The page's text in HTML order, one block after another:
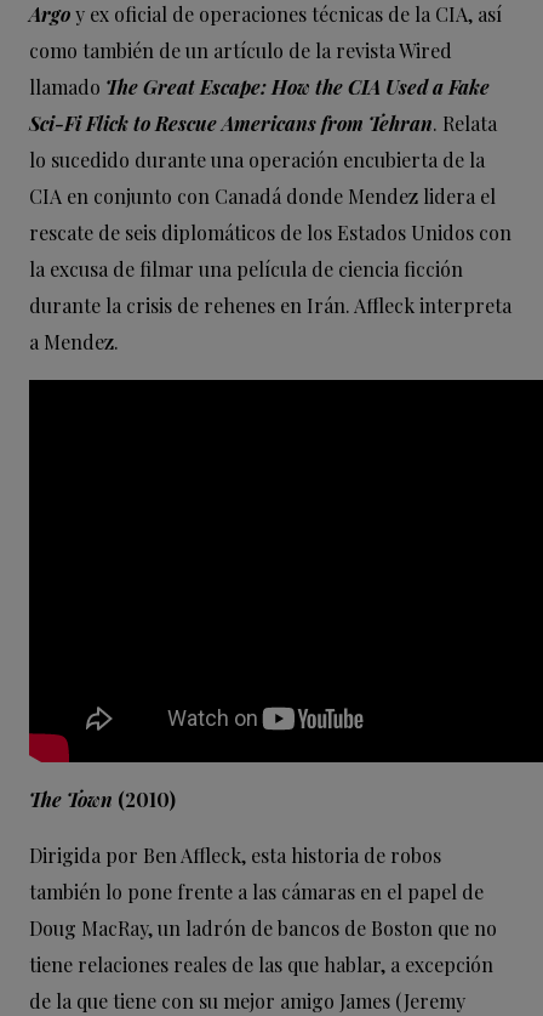
Argoy ex oficial de operaciones técnicas de la CIA, así
como también de un artículo de la revista Wired
llamado The Great Escape: How the CIA Used a Fake
Sci-Fi Flick to Rescue Americans from Tehran. Relata
lo sucedido durante una operación encubierta de la
CIA en conjunto con Canadá donde Mendez lidera el
rescate de seis diplomáticos de los Estados Unidos con
la excusa de filmar una película de ciencia ficción
durante la crisis de rehenes en Irán. Affleck interpreta
a Mendez.
The Town (2010)
Dirigida por Ben Affleck, esta historia de robos
también lo pone frente a las cámaras en el papel de
Doug MacRay, un ladrón de bancos de Boston que no
tiene relaciones reales de las que hablar, a excepción
de la que tiene con su mejor amigo James (Jeremy